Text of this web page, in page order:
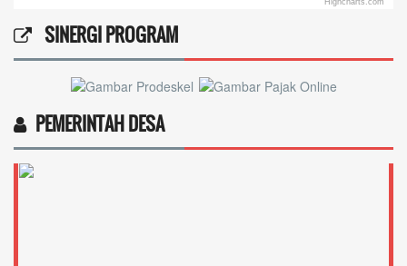
Highcharts.com
SINERGI PROGRAM
PEMERINTAH DESA